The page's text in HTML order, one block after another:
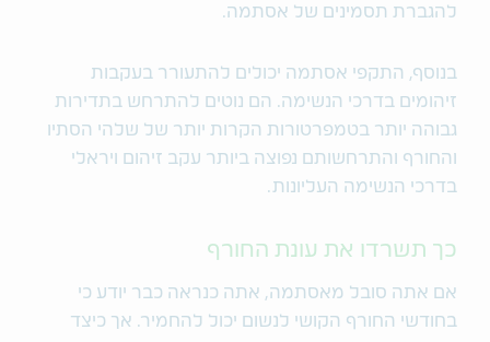
להגברת תסמינים של אסתמה.
בנוסף, התקפי אסתמה יכולים להתעורר בעקבות
זיהומים בדרכי הנשימה. הם נוטים להתרחש בתדירות
גבוהה יותר בטמפרטורות הקרות יותר של שלהי הסתיו
והחורף והתרחשותם נפוצה ביותר עקב זיהום ויראלי
בדרכי הנשימה העליונות.
כך תשרדו את עונת החורף
אם אתה סובל מאסתמה, אתה כנראה כבר יודע כי
בחודשי החורף הקושי לנשום יכול להחמיר. אך כיצד